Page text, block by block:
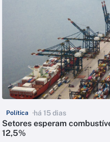
Política há 15 dias
Setores esperam
12,5%